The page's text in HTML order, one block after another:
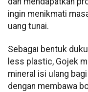
ingin menikmati
uang tunai.
Sebagai bentuk
less plastic, Gojek
mineral isi ulang
dengan membawa